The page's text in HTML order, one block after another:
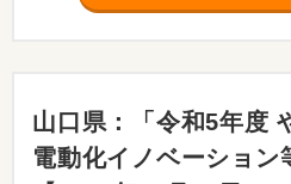
山口県：「令和5年度
電動化イノベーション